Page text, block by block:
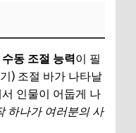
수동 조절 능력이 필
) 조절 바가 나타날
인물이 어둡게 나
하나가 여러분의 사